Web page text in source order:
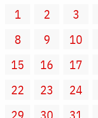
1 2 3
8
9 10
15
16 17
22
23 24